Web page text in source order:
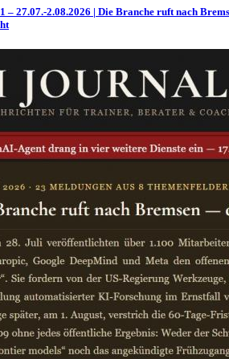
– 27.07.-2.08.2026 | Die Branche ruft nach